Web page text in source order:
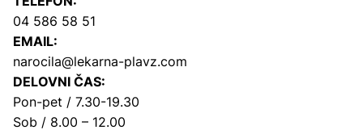
04 586 58 51
EMAIL:
narocila@lekarna-plavz.com
DELOVNI ČAS:
Pon-pet / 7.30-19.30
Sob / 8.00 – 12.00